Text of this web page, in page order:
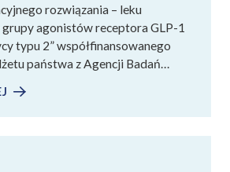
rozwiązania – leku
grupy agonistów receptora GLP-1
typu 2” współfinansowanego
państwa z Agencji Badań…